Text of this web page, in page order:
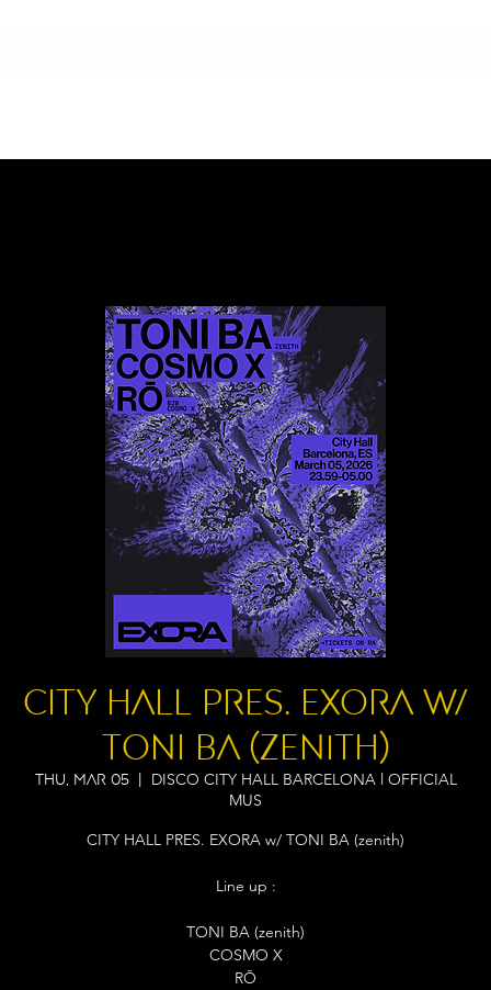
CITY HALL PRES. EXORA w/
TONI BA (zenith)
Thu, Mar 05
  |
DISCO CITY HALL BARCELONA l OFFICIAL
MUS
CITY HALL PRES. EXORA w/ TONI BA (zenith)
Line up :
TONI BA (zenith)
COSMO X
RŌ